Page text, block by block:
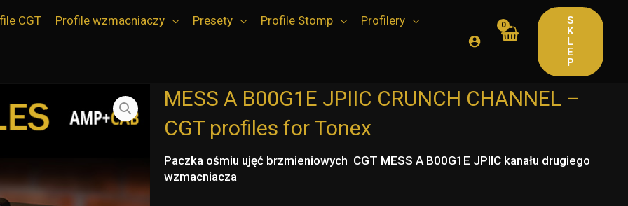
CGT Profile wzmacniaczy Presety Profile Stomp Profilery
S
K
L
E
P
MESS A B00G1E JPIIC CRUNCH CHANNEL –
CGT profiles for Tonex
Paczka ośmiu ujęć brzmieniowych CGT MESS A B00G1E JPIIC kanału drugiego
wzmacniacza